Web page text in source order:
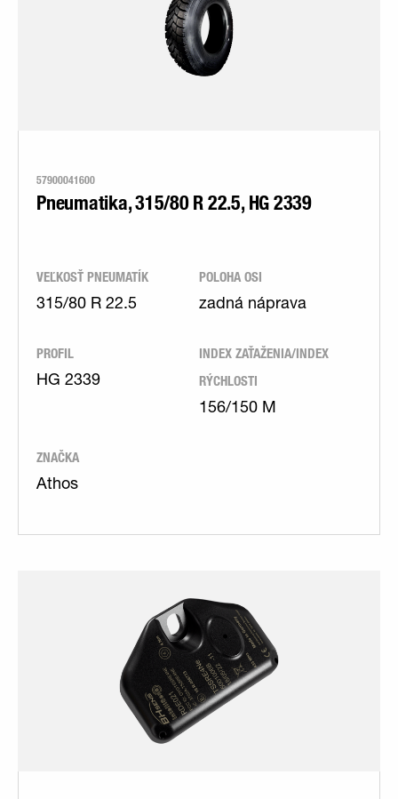
57900041600
Pneumatika, 315/80 R 22.5, HG 2339
VEĽKOSŤ PNEUMATÍK
315/80 R 22.5
POLOHA OSI
zadná náprava
PROFIL
HG 2339
INDEX ZAŤAŽENIA/INDEX
RÝCHLOSTI
156/150 M
ZNAČKA
Athos